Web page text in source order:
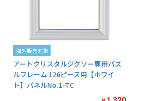
海外販売対象
アートクリスタルジグソー専用パズ
ルフレーム 126ピース用【ホワイ
ト】パネルNo.1-TC